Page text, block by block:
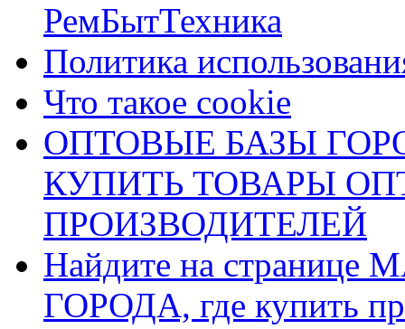
РемБытТехника
Политика
Что такое cookie
ОПТОВЫЕ БАЗЫ
КУПИТЬ ТОВАРЫ
ПРОИЗВОДИТЕЛЕЙ
Найдите на
ГОРОДА, где купить